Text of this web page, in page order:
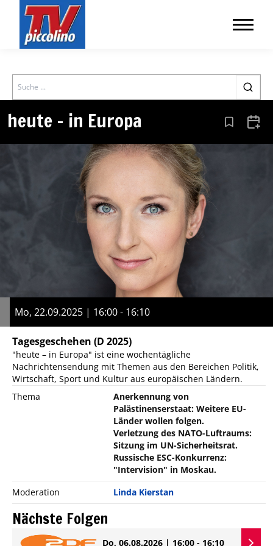
Search
heute – in Europa Aus den
Mo, 22.09.2025 | 16:00 - 16:10
Tagesgeschehen (D 2025)
"heute – in Europa" ist eine wochentägliche
Nachrichtensendung mit Themen aus den Bereichen Politik,
Wirtschaft, Sport und Kultur aus europäischen Ländern.
Thema
Anerkennung von
Palästinenserstaat: Weitere EU-
Länder wollen folgen.
Verletzung des NATO-Luftraums:
Sitzung im UN-Sicherheitsrat.
Russische ESC-Konkurrenz:
"Intervision" in Moskau.
Moderation
Linda Kierstan
Nächste Folgen
Do, 06.08.2026 | 16:00 - 16:10